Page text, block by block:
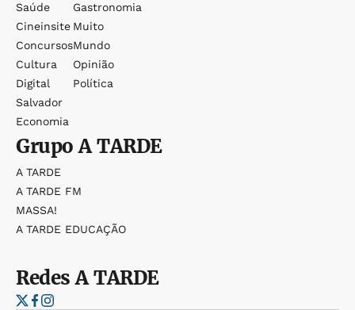
Saúde
Cineinsite
Concursos
Cultura
Digital
Salvador
Economia
Gastronomia
Muito
Mundo
Opinião
Política
GrupoA TARDE
A TARDE
A TARDE FM
MASSA!
A TARDE EDUCAÇÃO
RedesA TARDE